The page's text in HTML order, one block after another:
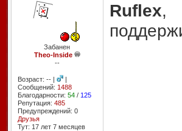
Забанен
Theo-Inside
--
Возраст: -- |
|
Сообщений: 1488
Благодарности: 54/ 125
Репутация: 485
Предупреждений: 0
Друзья
Тут: 17 лет 7 месяцев
Ruflex,